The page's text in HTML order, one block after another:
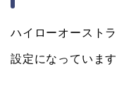
ハイローオースト
設定になっています